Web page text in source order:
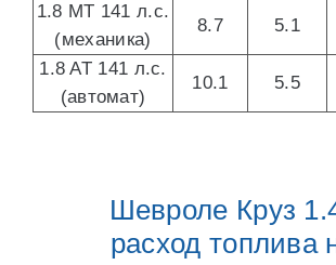
1.8 MT 141 л.с.
(механика)
8.7 5.1
1.8 AT 141 л.с.
(автомат)
10.1 5.5
Шевроле Круз
расход топлива